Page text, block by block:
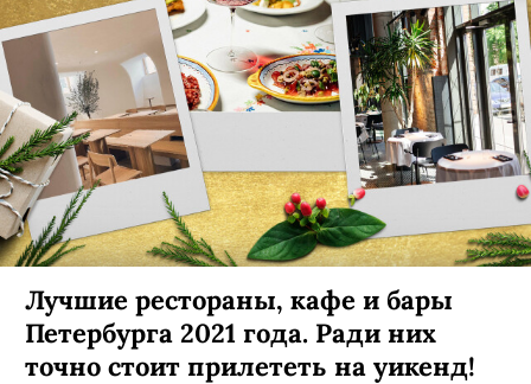
Лучшие рестораны, кафе и бары
Петербурга 2021 года. Ради них
точно стоит прилететь на уикенд!